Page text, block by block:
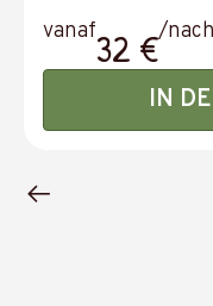
vanaf32 €/
IN